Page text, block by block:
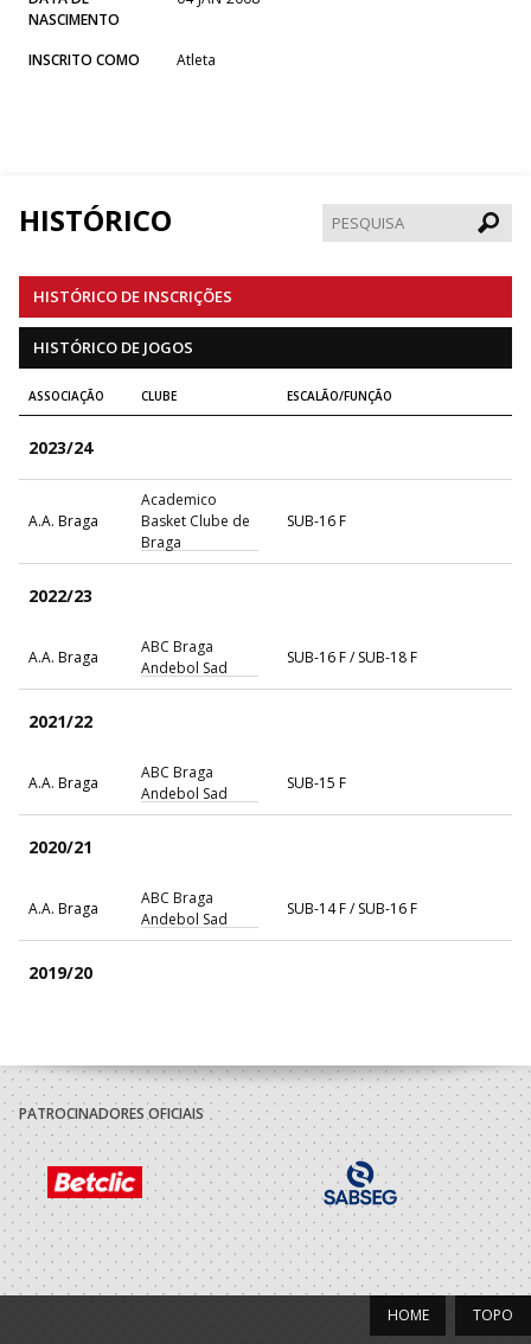
NASCIMENTO
INSCRITO COMO Atleta
HISTÓRICO
HISTÓRICO DE INSCRIÇÕES
HISTÓRICO DE JOGOS
ASSOCIAÇÃO CLUBE ESCALÃO/FUNÇÃO
2023/24
A.A. Braga
Academico
Basket Clube de
Braga
SUB-16 F
2022/23
A.A. Braga
ABC Braga
Andebol Sad
SUB-16 F / SUB-18 F
2021/22
A.A. Braga
ABC Braga
Andebol Sad
SUB-15 F
2020/21
A.A. Braga
ABC Braga
Andebol Sad
SUB-14 F / SUB-16 F
2019/20
2018/19
A.A. Braga
ABC Braga
Andebol Sad
Minis F / Infantis F
A.A. Braga
ABC Braga
Andebol Sad
Minis F / Infantis F
2017/18
PATROCINADORES OFICIAIS
TOPO
HOME